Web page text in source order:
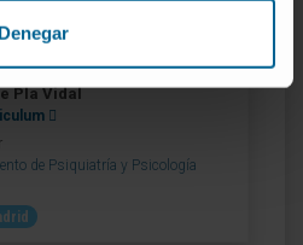
Denegar
Pla Vidal
de Psiquiatría y Psicología